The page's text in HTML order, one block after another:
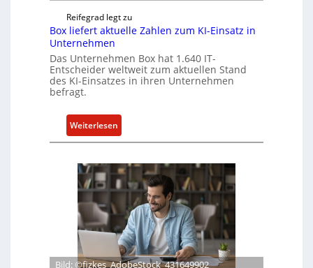
Reifegrad legt zu
Box liefert aktuelle Zahlen zum KI-Einsatz in
Unternehmen
Das Unternehmen Box hat 1.640 IT-
Entscheider weltweit zum aktuellen Stand
des KI-Einsatzes in ihren Unternehmen
befragt.
Weiterlesen
B
x
l
e
f
e
r
Bild: ©fizkes_AdobeStock_431649902